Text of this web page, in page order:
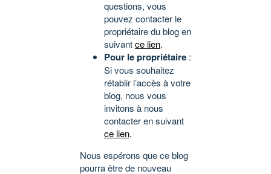
questions, vous
pouvez contacter le
propriétaire du blog en
suivantce lien.
Pour le propriétaire :
Si vous souhaitez
rétablir l’accès à votre
blog, nous vous
invitons à nous
contacter en suivant
ce lien.
Nous espérons que ce blog
pourra être de nouveau